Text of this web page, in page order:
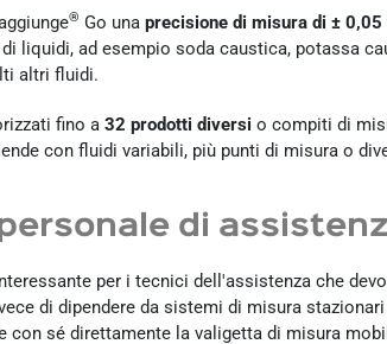
® Go unaprecisione di misura di ± 0,05
liquidi, ad esempio soda caustica, potassa
altri fluidi.
fino a32 prodotti diversi o compiti di
con fluidi variabili, più punti di misura o
di
per i tecnici dell'assistenza che
di dipendere da sistemi di misura
con sé direttamente la valigetta di misura